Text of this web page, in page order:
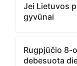
Jei Lietuvos
gyvūnai
Rugpjūčio 8-
debesuota